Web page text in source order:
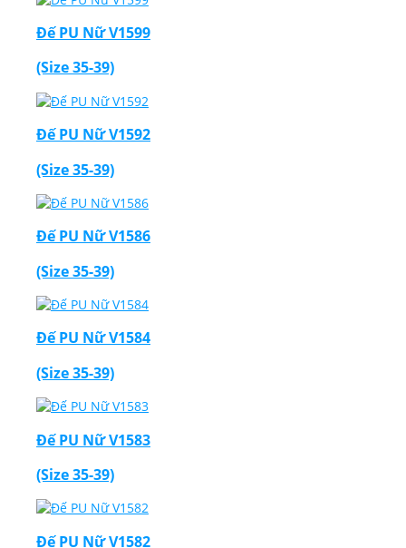
Đế PU Nữ V1599
(Size 35-39)
Đế PU Nữ V1592
(Size 35-39)
Đế PU Nữ V1586
(Size 35-39)
Đế PU Nữ V1584
(Size 35-39)
Đế PU Nữ V1583
(Size 35-39)
Đế PU Nữ V1582
Thiết Kế Website